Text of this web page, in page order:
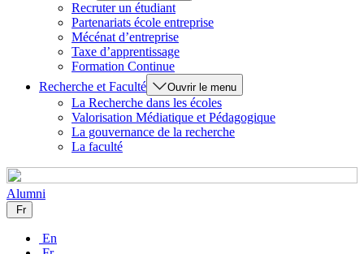
Recruter un étudiant
Partenariats école entreprise
Mécénat d’entreprise
Taxe d’apprentissage
Formation Continue
Recherche et Faculté
Ouvrir le menu
La Recherche dans les écoles
Valorisation Médiatique et Pédagogique
La gouvernance de la recherche
La faculté
Alumni
Fr
En